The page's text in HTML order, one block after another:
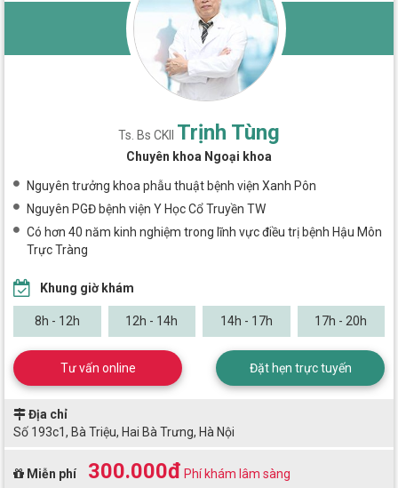
Ts. Bs CKII Trịnh Tùng
Chuyên khoa Ngoại khoa
Nguyên trưởng khoa phẫu thuật bệnh viện Xanh Pôn
Nguyên PGĐ bệnh viện Y Học Cổ Truyền TW
Có hơn 40 năm kinh nghiệm trong lĩnh vực điều trị bệnh Hậu Môn
Trực Tràng
Khung giờ khám
8h - 12h 12h - 14h 14h - 17h 17h - 20h
Tư vấn online Đặt hẹn trực tuyến
Địa chỉ
Số 193c1, Bà Triệu, Hai Bà Trưng, Hà Nội
Miễn phí 300.000đ Phí khám lâm sàng